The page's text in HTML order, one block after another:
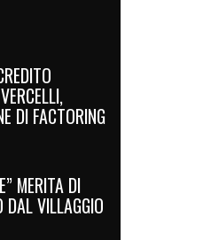
DI FACTORING
MERITA DI
DAL VILLAGGIO